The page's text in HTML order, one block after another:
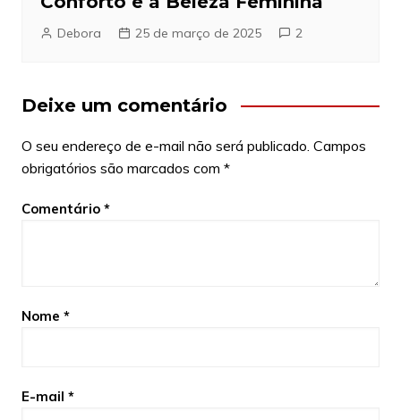
Debora 25 de março de 2025 2
Deixe um comentário
O seu endereço de e-mail não será publicado. Campos
obrigatórios são marcados com *
Comentário *
Nome *
E-mail *